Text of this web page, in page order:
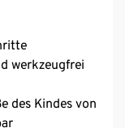
werkzeugfrei
des Kindes von